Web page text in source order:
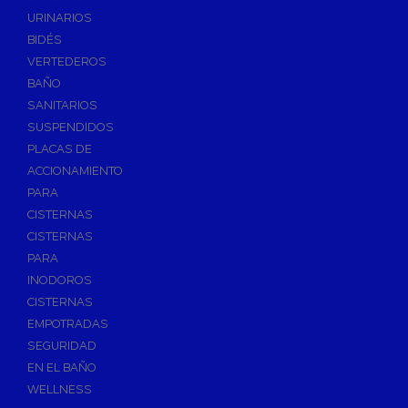
Válvulas de Esfera
Válvulas de Escuadra y Lavadora
Válvulas Reductoras de Presión
Válvulas de Retención
Electroválvulas
Válvulas de Compuerta
Válvulas de Contadores
Llaves de Paso
Accesorios de Valvulería
Calderines
Herramientas y Vestuario
Adhesivos Instantaneos
Selladores y Masillas
URINARIOS
BIDÉS
VERTEDEROS
BAÑO
SANITARIOS
SUSPENDIDOS
PLACAS DE
ACCIONAMIENTO
PARA
CISTERNAS
CISTERNAS
PARA
INODOROS
CISTERNAS
EMPOTRADAS
SEGURIDAD
EN EL BAÑO
WELLNESS